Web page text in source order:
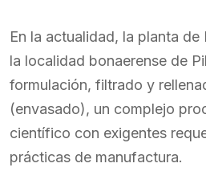
En la actualidad, la planta
la localidad bonaerense de
formulación, filtrado y
(envasado), un complejo
científico con exigentes
prácticas de manufactura.